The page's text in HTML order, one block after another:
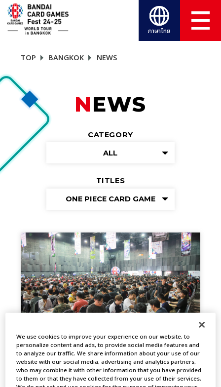
ภาษาไทย
TOP BANGKOK NEWS
NEWS
CATEGORY
ALL
TITLES
ONE PIECE CARD GAME
EVENT REPORT
2024.11.22 NEWS
We use cookies to improve your experience on our website, to
personalize content and ads, to provide social media features and
to analyze our traffic. We share information about your use of our
website with our social media, advertising and analytics partners,
who may combine it with other information that you have provided
to them or that they have collected from your use of their services.